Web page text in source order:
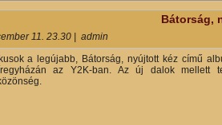
Bátorság,
11. 23.30
admin
a legújabb, Bátorság, nyújtott kéz című
az Y2K-ban. Az új dalok mellett